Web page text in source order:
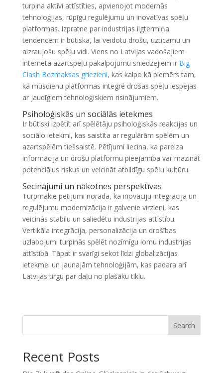
turpina aktīvi attīstīties, apvienojot modernās
tehnoloģijas, rūpīgu regulējumu un inovatīvas spēļu
platformas. Izpratne par industrijas ilgtermiņa
tendencēm ir būtiska, lai veidotu drošu, uzticamu un
aizraujošu spēļu vidi. Viens no Latvijas vadošajiem
interneta azartspēļu pakalpojumu sniedzējiem ir Big
Clash Bezmaksas griezieni, kas kalpo kā piemērs tam,
kā mūsdienu platformas integrē drošas spēļu iespējas
ar jaudīgiem tehnoloģiskiem risinājumiem.
Psiholoģiskās un sociālās ietekmes
Ir būtiski izpētīt arī spēlētāju psiholoģiskās reakcijas un
sociālo ietekmi, kas saistīta ar regulārām spēlēm un
azartspēlēm tiešsaistē. Pētījumi liecina, ka pareiza
informācija un drošu platformu pieejamība var mazināt
potenciālus riskus un veicināt atbildīgu spēļu kultūru.
Secinājumi un nākotnes perspektīvas
Turpmākie pētījumi norāda, ka inovāciju integrācija un
regulējumu modernizācija ir galvenie virzieni, kas
veicinās stabilu un saliedētu industrijas attīstību.
Vertikāla integrācija, personalizācija un drošības
uzlabojumi turpinās spēlēt nozīmīgu lomu industrijas
attīstībā. Tāpat ir svarīgi sekot līdzi globalizācijas
ietekmei un jaunajām tehnoloģijām, kas padara arī
Latvijas tirgu par daļu no plašāku tīklu.
Search
Recent Posts